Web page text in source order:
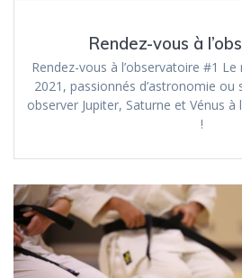
Rendez-vous à
Rendez-vous à l’observatoire #1
2021, passionnés d’astronomie ou
observer Jupiter, Saturne et Vénus à
!